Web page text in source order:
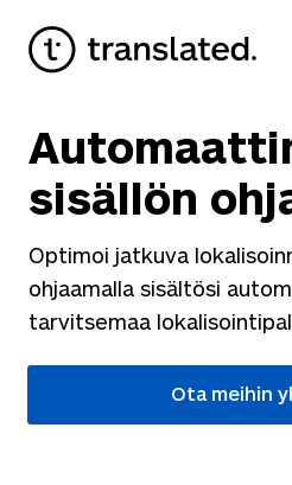
sisällön
Optimoi jatkuva
ohjaamalla sisältösi
tarvitsemaa
Ota meihin